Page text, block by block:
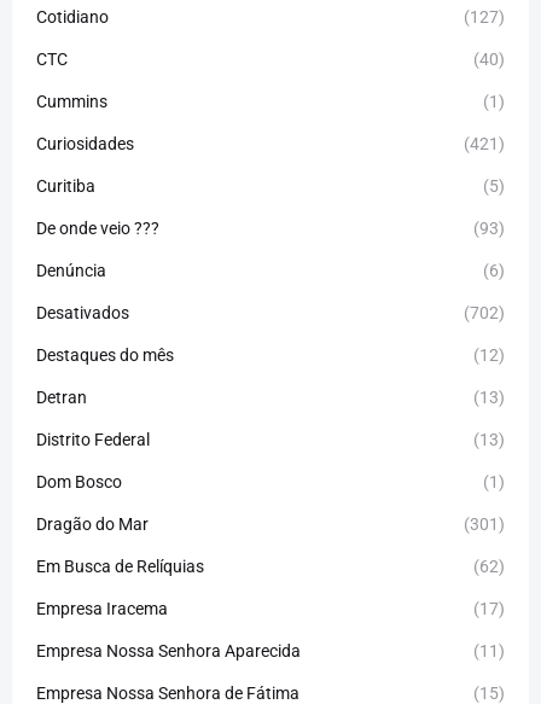
Cotidiano (127)
CTC (40)
Cummins (1)
Curiosidades (421)
Curitiba (5)
De onde veio ??? (93)
Denúncia (6)
Desativados (702)
Destaques do mês (12)
Detran (13)
Distrito Federal (13)
Dom Bosco (1)
Dragão do Mar (301)
Em Busca de Relíquias (62)
Empresa Iracema (17)
Empresa Nossa Senhora Aparecida (11)
Empresa Nossa Senhora de Fátima (15)